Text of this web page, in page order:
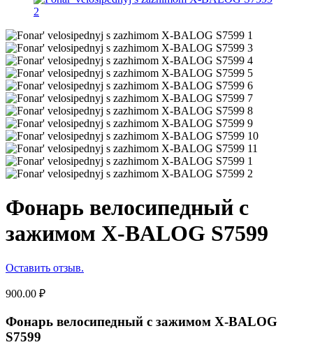
Фонарь велосипедный с
зажимом X-BALOG S7599
Оставить отзыв.
900.00 ₽
Фонарь велосипедный с зажимом X-BALOG
S7599